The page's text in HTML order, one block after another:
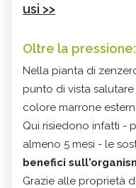
usi >>
Oltre la
Nella pianta di
punto di vista salutare
colore marrone
Qui risiedono infatti -
almeno 5 mesi - le
benefici
Grazie alle proprietà